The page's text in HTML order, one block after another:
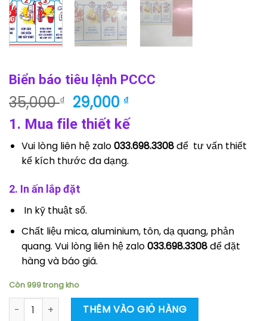
Biển báo tiêu lệnh PCCC
35,000₫ Giá
gốc
là:
35,000 ₫.
29,000 ₫Giá
hiện
tại
là:
1. Mua file thiết kế
Vui lòng liên hệ zalo033.698.3308để tư vấn thiết
kế kích thước đa dạng.
2. In ấn lắp đặt
In kỹ thuật số.
Chất liệu mica, aluminium, tôn, dạ quang, phản
quang. Vui lòng liên hệ zalo033.698.3308để đặt
hàng và báo giá.
Còn 999 trong kho
Biển báo tiêu lệnh PCCC số lượng
THÊM VÀO GIỎ HÀNG